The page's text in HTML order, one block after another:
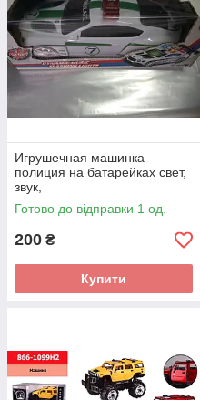
Игрушечная машинка
полиция на батарейках свет,
звук,
Готово до відправки 1 од.
200 ₴
Купити